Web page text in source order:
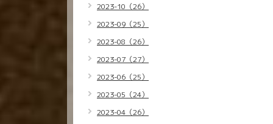
2023-10（26）
2023-09（25）
2023-08（26）
2023-07（27）
2023-06（25）
2023-05（24）
2023-04（26）